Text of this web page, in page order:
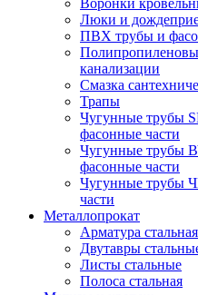
Воронки
Люки и
ПВХ трубы и
канализации
Смазка
Трапы
Чугунные трубы
фасонные части
Чугунные трубы
фасонные части
Чугунные трубы
части
Металлопрокат
Арматура
Двутавры
Листы стальные
Полоса стальная